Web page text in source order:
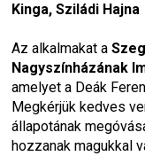
Kinga, Sziládi Hajna
Az alkalmakat a
Nagyszínházának
amelyet a Deák
Megkérjük kedves
állapotának
hozzanak magukkal